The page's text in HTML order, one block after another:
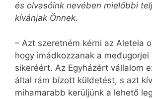
és olvasóink nevében mielőbbi
kívánjak Önnek.
– Azt szeretném kérni az Aleteia
hogy imádkozzanak a
sikeréért. Az Egyházért vállalom
által rám bízott küldetést, s azt
mihamarabb kerüljünk a lehető